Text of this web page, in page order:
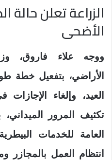
الزراعة تعلن حالة
الأضحى
ووجه علاء فاروق،
الأراضي، بتفعيل خطة
العيد، وإلغاء
تكثيف المرور
العامة للخدمات
انتظام العمل بالمجازر